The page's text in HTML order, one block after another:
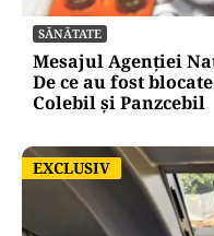
SĂNĂTATE
Mesajul Agenției
De ce au fost
Colebil și Panzcebil
EXCLUSIV
EXCLUSIV